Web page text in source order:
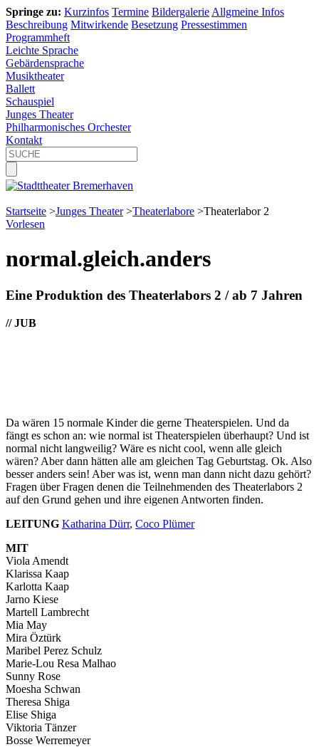
Springe zu: Kurzinfos Termine Bildergalerie Allgmeine Infos
Beschreibung Mitwirkende Besetzung Pressestimmen
Programmheft
Leichte Sprache
Gebärdensprache
Musiktheater
Ballett
Schauspiel
Junges Theater
Philharmonisches Orchester
Kontakt
Startseite >Junges Theater >Theaterlabore >Theaterlabor 2
Vorlesen
normal.gleich.anders
Eine Produktion des Theaterlabors 2 / ab 7 Jahren
// JUB
Da wären 15 normale Kinder die gerne Theaterspielen. Und da
fängt es schon an: wie normal ist Theaterspielen überhaupt? Und ist
normal nicht langweilig? Wäre es nicht cool, wenn alle gleich
wären? Aber dann hätten alle am gleichen Tag Geburtstag. Ok. Also
besser anders sein! Aber was ist, wenn man dann nicht dazu gehört?
Fragen über Fragen denen die Teilnehmenden des Theaterlabors 2
auf den Grund gehen und ihre eigenen Antworten finden.
LEITUNG Katharina Dürr, Coco Plümer
MIT
Viola Amendt
Klarissa Kaap
Karlotta Kaap
Jarno Kiese
Martell Lambrecht
Mia May
Mira Öztürk
Maribel Perez Schulz
Marie-Lou Resa Malhao
Sunny Rose
Moesha Schwan
Theresa Shiga
Elise Shiga
Viktoria Tänzer
Bosse Werremeyer